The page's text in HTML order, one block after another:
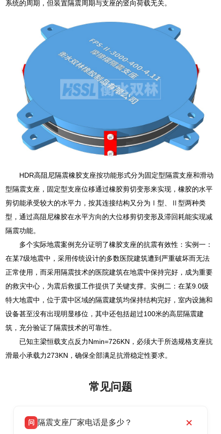
系统的周期，但装置隔震周期与支座的竖向荷载无关。
HDR高阻尼隔震橡胶支座按功能形式分为固定型隔震支座和滑动
型隔震支座，固定型支座位移通过橡胶剪切变形来实现，橡胶的水平
剪切能承受较大的水平力，按其连接结构又分为Ⅰ型、Ⅱ型两种类
型，通过高阻尼橡胶在水平方向的大位移剪切变形及滞回耗能实现减
隔震功能。
多个实际地震案例充分证明了橡胶支座的抗震有效性：实例一：
在某7级地震中，采用传统设计的多数医院建筑遭到严重破坏而无法
正常使用，而采用隔震技术的医院建筑在地震中保持完好，成为重要
的救灾中心，为震后救援工作提供了关键支撑。实例二：在某9.0级
特大地震中，位于震中区域的隔震建筑均保持结构完好，室内设施和
设备甚至没有出现明显移位，其中还包括超过100米的高层隔震建
筑，充分验证了隔震技术的可靠性。
已知主梁恒载支点反力Nmin=726KN，必须大于所选规格支座抗
滑最小承载力273KN，确保全部满足抗滑稳定性要求。
常见问题
问 隔震支座厂家电话是多少？